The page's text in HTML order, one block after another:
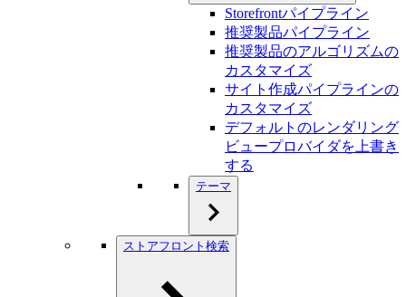
Storefrontパイプライン
推奨製品パイプライン
推奨製品のアルゴリズムの
カスタマイズ
サイト作成パイプラインの
カスタマイズ
デフォルトのレンダリング
ビュープロバイダを上書き
する
テーマ
ストアフロント検索